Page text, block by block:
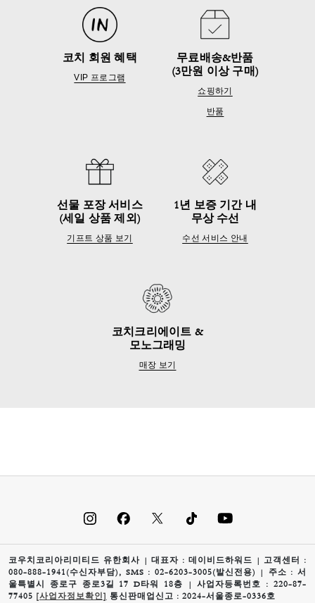
코치 회원 혜택
VIP 프로그램
무료배송&반품
(3만원 이상 구매)
쇼핑하기
반품
선물 포장 서비스
(세일 상품 제외)
기프트 상품 보기
1년 보증 기간 내
무상 수선
수선 서비스 안내
코치크리에이트 &
모노그래밍
매장 보기
코우치코리아리미티드 유한회사 | 대표자 : 데이비드하워드 | 고객센터 :
080-888-1941(수신자부담), SMS : 02-6203-3005(발신전용) | 주소 : 서
울특별시 종로구 종로3길 17 D타워 18층 | 사업자등록번호 : 220-87-
77405
[사업자정보확인] 통신판매업신고 : 2024-서울종로-0336호